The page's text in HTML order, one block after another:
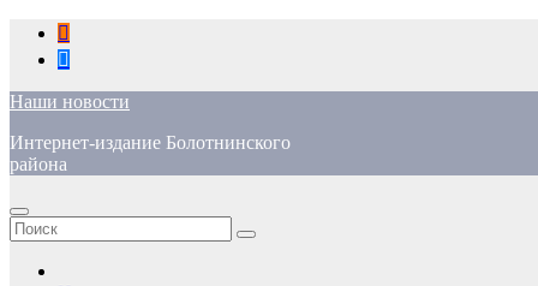
Перейти
содержимому
Наши новости
Интернет-издание Болотнинского
района